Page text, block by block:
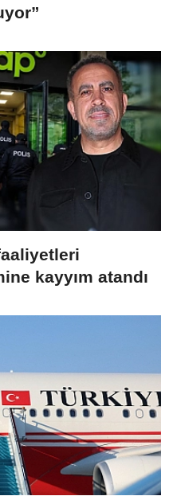
kayyım atandı